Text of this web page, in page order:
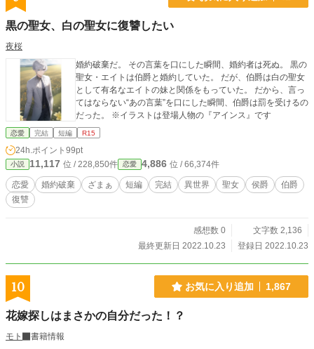
黒の聖女、白の聖女に復讐したい
夜桜
婚約破棄だ。 その言葉を口にした瞬間、婚約者は死ぬ。 黒の
聖女・エイトは伯爵と婚約していた。 だが、伯爵は白の聖女
として有名なエイトの妹と関係をもっていた。 だから、言っ
てはならない“あの言葉”を口にした瞬間、伯爵は罰を受けるの
だった。 ※イラストは登場人物の『アインス』です
恋愛 完結 短編 R15
24h.ポイント 99pt
小説 11,117 位 / 228,850件 恋愛 4,886 位 / 66,374件
恋愛 婚約破棄 ざまぁ 短編 完結 異世界 聖女 侯爵
伯爵
復讐
感想数 0
文字数 2,136
最終更新日 2022.10.23
登録日 2022.10.23
10 お気に入り追加 1,867
花嫁探しはまさかの自分だった！？
モト
書籍情報